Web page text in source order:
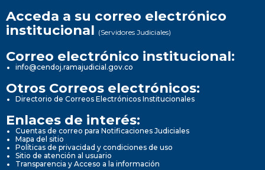
Acceda a su correo electrónico
institucional (Servidores Judiciales)
Correo electrónico institucional:
info@cendoj.ramajudicial.gov.co
Otros Correos electrónicos:
Directorio de Correos Electrónicos Institucionales
Enlaces de interés:
Cuentas de correo para Notificaciones Judiciales
Mapa del sitio
Políticas de privacidad y condiciones de uso
Sitio de atención al usuario
Transparencia y Acceso a la información